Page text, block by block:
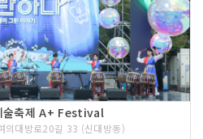
술축제 A+ Festival
의대방로20길 33 (신대방동)